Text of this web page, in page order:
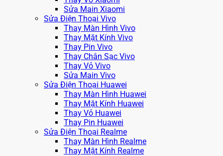
Sửa Main Xiaomi
Sửa Điện Thoại Vivo
Thay Màn Hình Vivo
Thay Mặt Kính Vivo
Thay Pin Vivo
Thay Chân Sạc Vivo
Thay Vỏ Vivo
Sửa Main Vivo
Sửa Điện Thoại Huawei
Thay Màn Hình Huawei
Thay Mặt Kính Huawei
Thay Vỏ Huawei
Thay Pin Huawei
Sửa Điện Thoại Realme
Thay Màn Hình Realme
Thay Mặt Kính Realme